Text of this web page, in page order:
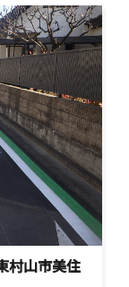
村山市美住